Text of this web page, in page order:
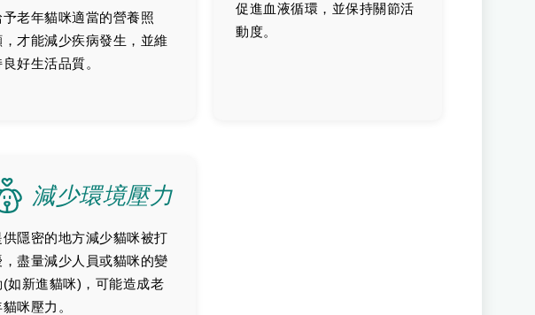
予老年貓咪適當的營養照
，才能減少疾病發生，並維
好生活品質。
促進血液循環，並保持關節活
動度。
減少環境壓力
供隱密的地方減少貓咪被打
，盡量減少人員或貓咪的變
(如新進貓咪)，可能造成老
咪壓力。